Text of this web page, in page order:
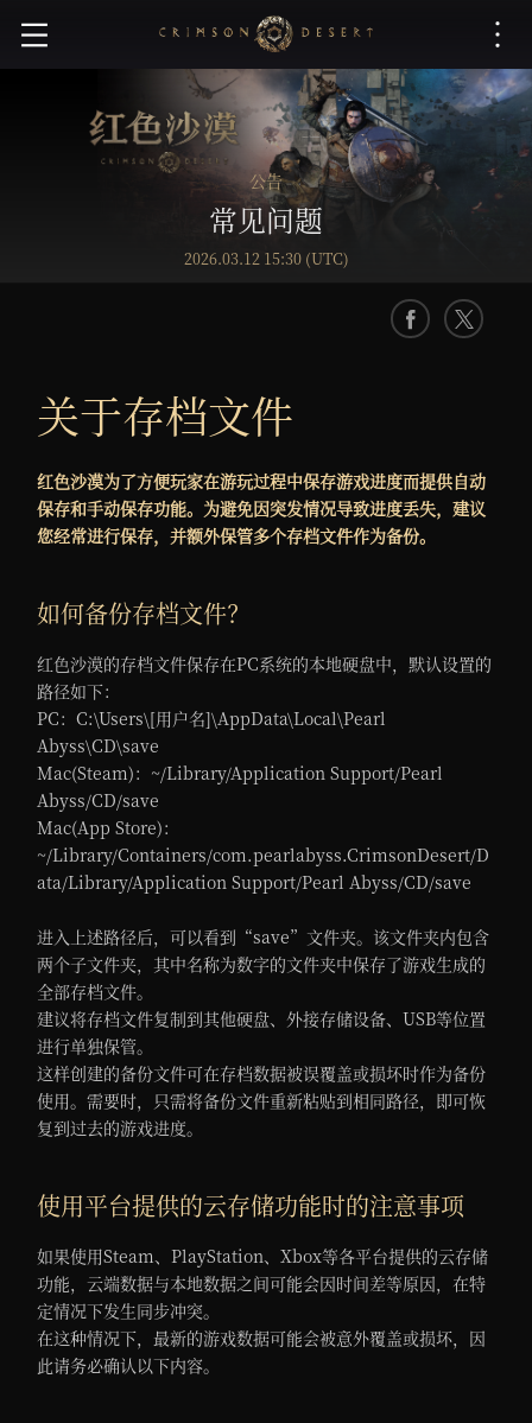
红
沙
漠
公告
常见问题
2026.03.12 15:30 (UTC)
F
o
o
k
X
关于存档文件
红色沙漠为了方便玩家在游玩过程中保存游戏进度而提供自动
保存和手动保存功能。为避免因突发情况导致进度丢失，建议
您经常进行保存，并额外保管多个存档文件作为备份。
如何备份存档文件？
红色沙漠的存档文件保存在PC系统的本地硬盘中，默认设置的
路径如下：
PC：C:\Users\[用户名]\AppData\Local\Pearl
Abyss\CD\save
Mac(Steam)：~/Library/Application Support/Pearl
Abyss/CD/save
Mac(App Store)：
~/Library/Containers/com.pearlabyss.CrimsonDesert/D
ata/Library/Application Support/Pearl Abyss/CD/save
进入上述路径后，可以看到“save”文件夹。该文件夹内包含
两个子文件夹，其中名称为数字的文件夹中保存了游戏生成的
全部存档文件。
建议将存档文件复制到其他硬盘、外接存储设备、USB等位置
进行单独保管。
这样创建的备份文件可在存档数据被误覆盖或损坏时作为备份
使用。需要时，只需将备份文件重新粘贴到相同路径，即可恢
复到过去的游戏进度。
使用平台提供的云存储功能时的注意事项
如果使用Steam、PlayStation、Xbox等各平台提供的云存储
功能，云端数据与本地数据之间可能会因时间差等原因，在特
定情况下发生同步冲突。
在这种情况下，最新的游戏数据可能会被意外覆盖或损坏，因
此请务必确认以下内容。